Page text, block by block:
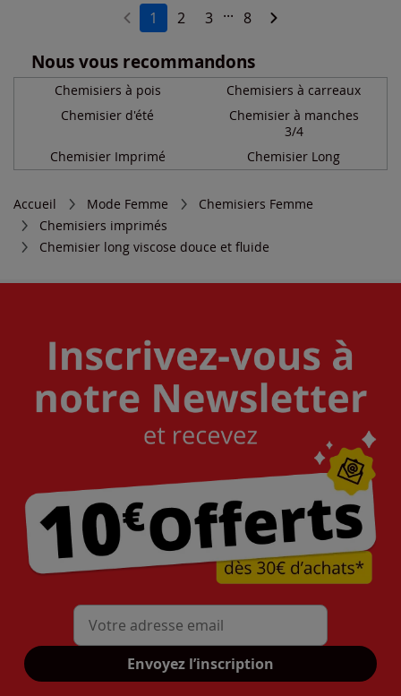
1 2 3 ... 8
Nous vous recommandons
Chemisiers à pois
Chemisier d'été
Chemisiers à carreaux
Chemisier à manches
3/4
Chemisier Imprimé
Chemisier Long
Accueil Mode Femme
Chemisiers Femme
Chemisiers imprimés
Chemisier long viscose douce et fluide
Mon adresse mail
Envoyez l’inscription